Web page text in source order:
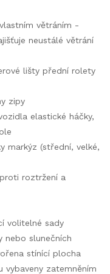
větráním -
neustálé větrání
lišty přední rolety
zipy
elastické háčky,
markýz (střední, velké,
roztržení a
volitelné sady
nebo slunečních
stínící plocha
vybaveny zatemněním